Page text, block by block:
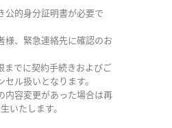
公的身分証明書が必要で
様、緊急連絡先に確認のお
までに契約手続きおよびご
ル扱いとなります。
内容変更があった場合は再
いたします。